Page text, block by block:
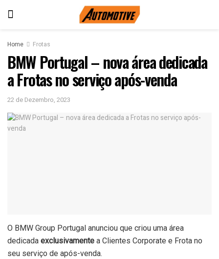
Home Frotas
BMW Portugal – nova área dedicada
a Frotas no serviço após-venda
22 de Dezembro, 2023
O BMW Group Portugal anunciou que criou uma área
dedicada exclusivamente a Clientes Corporate e Frota no
seu serviço de após-venda.